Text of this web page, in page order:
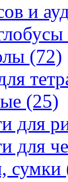
и
(72)
(25)
для
для
сумки